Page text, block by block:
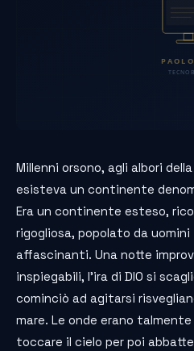
Millenni orsono, agli albori
esisteva un continente
Era un continente esteso,
rigogliosa, popolato da
affascinanti. Una notte
inspiegabili, l’ira di DIO si
cominciò ad agitarsi
mare. Le onde erano
toccare il cielo per poi